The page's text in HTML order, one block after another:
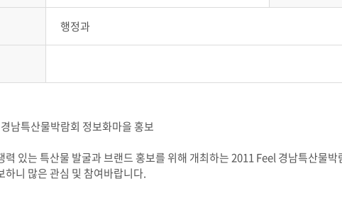
행정과
남특산물박람회 정보화마을 홍보
력 있는 특산물 발굴과 브랜드 홍보를 위해 개최하는 2011 Feel 경남특산물
하니 많은 관심 및 참여바랍니다.